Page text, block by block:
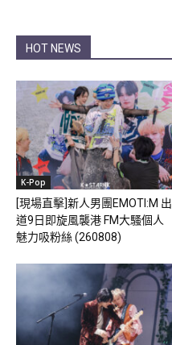
HOT NEWS
K-Pop
[現場直擊]新人男團EMOTI:M 出
道9日即旋風襲港 FM大騷個人
魅力吸粉絲 (260808)